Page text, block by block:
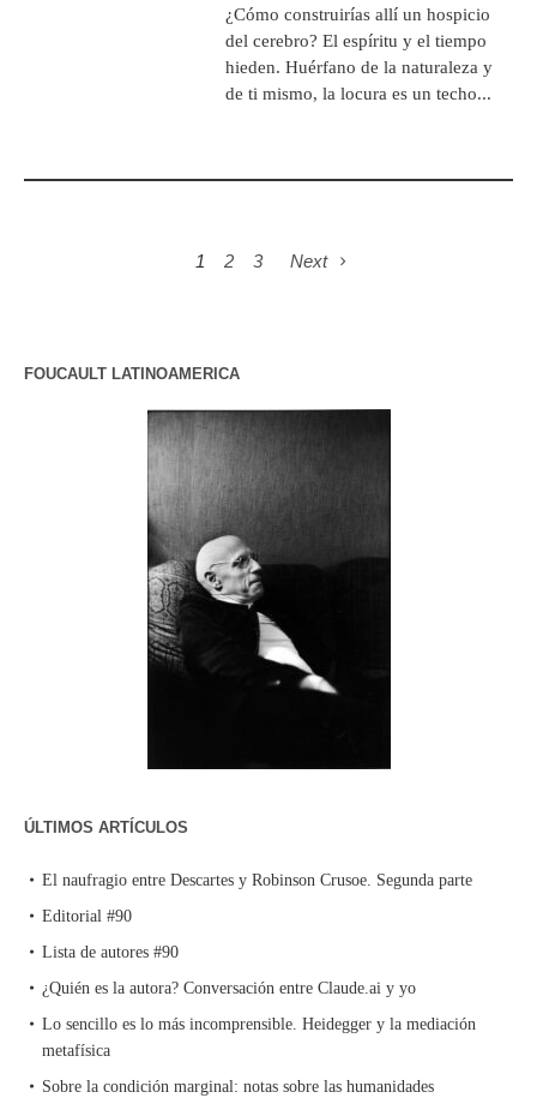
¿Cómo construirías allí un hospicio
del cerebro? El espíritu y el tiempo
hieden. Huérfano de la naturaleza y
de ti mismo, la locura es un techo...
1 2 3 Next
FOUCAULT LATINOAMERICA
ÚLTIMOS ARTÍCULOS
El naufragio entre Descartes y Robinson Crusoe. Segunda parte
Editorial #90
Lista de autores #90
¿Quién es la autora? Conversación entre Claude.ai y yo
Lo sencillo es lo más incomprensible. Heidegger y la mediación
metafísica
Sobre la condición marginal: notas sobre las humanidades